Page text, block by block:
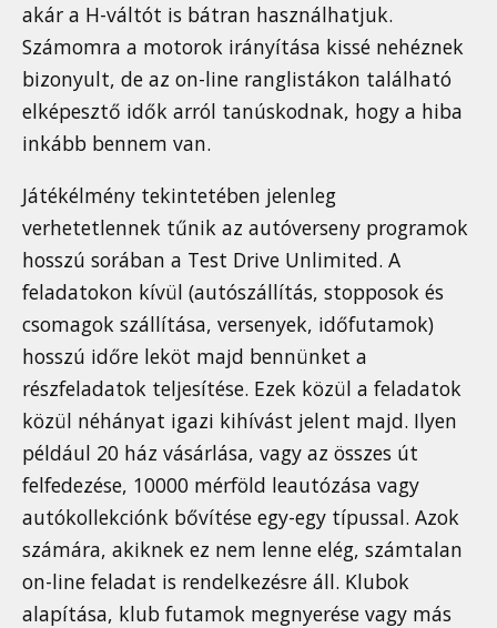
akár a H-váltót is bátran használhatjuk.
Számomra a motorok irányítása kissé nehéznek
bizonyult, de az on-line ranglistákon található
elképesztő idők arról tanúskodnak, hogy a hiba
inkább bennem van.
Játékélmény tekintetében jelenleg
verhetetlennek tűnik az autóverseny programok
hosszú sorában a Test Drive Unlimited. A
feladatokon kívül (autószállítás, stopposok és
csomagok szállítása, versenyek, időfutamok)
hosszú időre leköt majd bennünket a
részfeladatok teljesítése. Ezek közül a feladatok
közül néhányat igazi kihívást jelent majd. Ilyen
például 20 ház vásárlása, vagy az összes út
felfedezése, 10000 mérföld leautózása vagy
autókollekciónk bővítése egy-egy típussal. Azok
számára, akiknek ez nem lenne elég, számtalan
on-line feladat is rendelkezésre áll. Klubok
alapítása, klub futamok megnyerése vagy más